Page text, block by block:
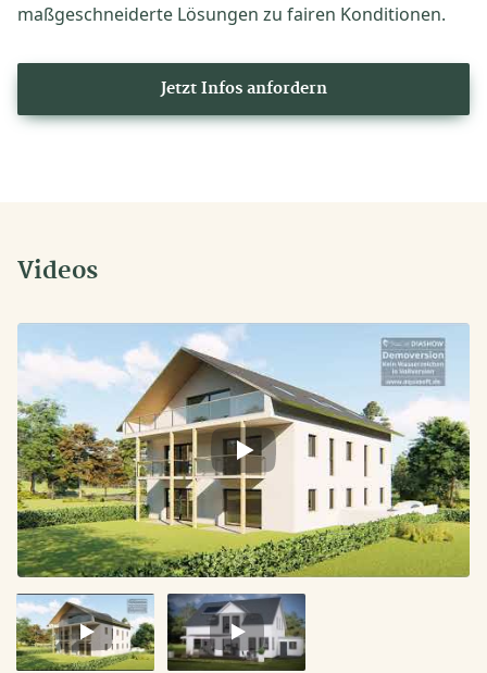
maßgeschneiderte Lösungen zu fairen Konditionen.
Jetzt Infos anfordern
Videos
Video
1
Video
2